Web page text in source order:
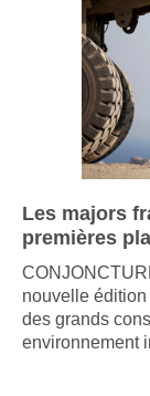
Les majors
premières
nouvelle
des grands
environnement